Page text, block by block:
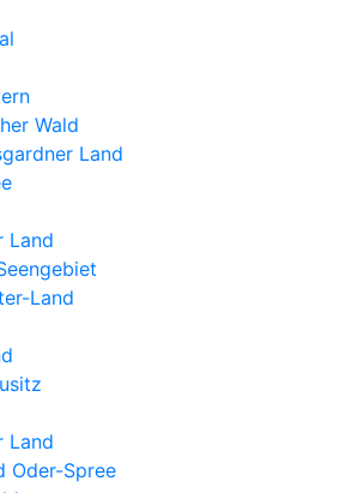
Wald
Land
Land
Land
Land
Oder-Spree